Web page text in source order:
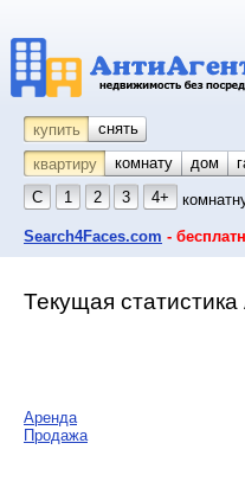
купить снять
квартиру
комнату койко-
дом
С
1 2 3 4+
Search4Faces.com -
Текущая
Аренда
Продажа